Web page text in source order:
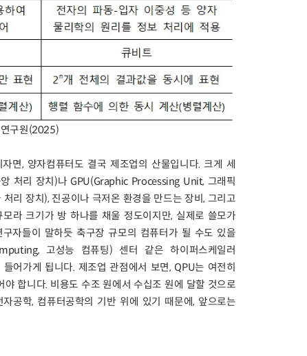
구원(2025)
면, 양자컴퓨터도 결국 제조업의 산물입니다. 크게 세
처리 장치)나 GPU(Graphic Processing Unit, 그래픽
리 장치), 진공이나 극저온 환경을 만드는 장비, 그리고
라 크기가 방 하나를 채울 정도이지만, 실제로 쓸모가
자들이 말하듯 축구장 규모의 컴퓨터가 될 수도 있을
고성능 컴퓨팅) 센터 같은 하이퍼스케일러
어가게 됩니다. 제조업 관점에서 보면, QPU는 여전히
합니다. 비용도 수조 원에서 수십조 원에 달할 것으로
공학, 컴퓨터공학의 기반 위에 있기 때문에, 앞으로는